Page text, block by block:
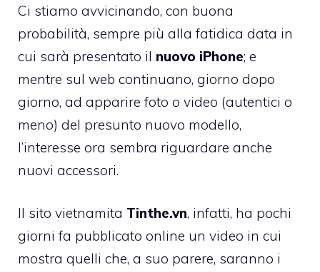
Ci stiamo avvicinando, con buona
probabilità, sempre più alla fatidica data in
cui sarà presentato il nuovo iPhone; e
mentre sul web continuano, giorno dopo
giorno, ad apparire foto o video (autentici o
meno) del presunto nuovo modello,
l’interesse ora sembra riguardare anche
nuovi accessori.
Il sito vietnamita Tinthe.vn, infatti, ha pochi
giorni fa pubblicato online un video in cui
mostra quelli che, a suo parere, saranno i